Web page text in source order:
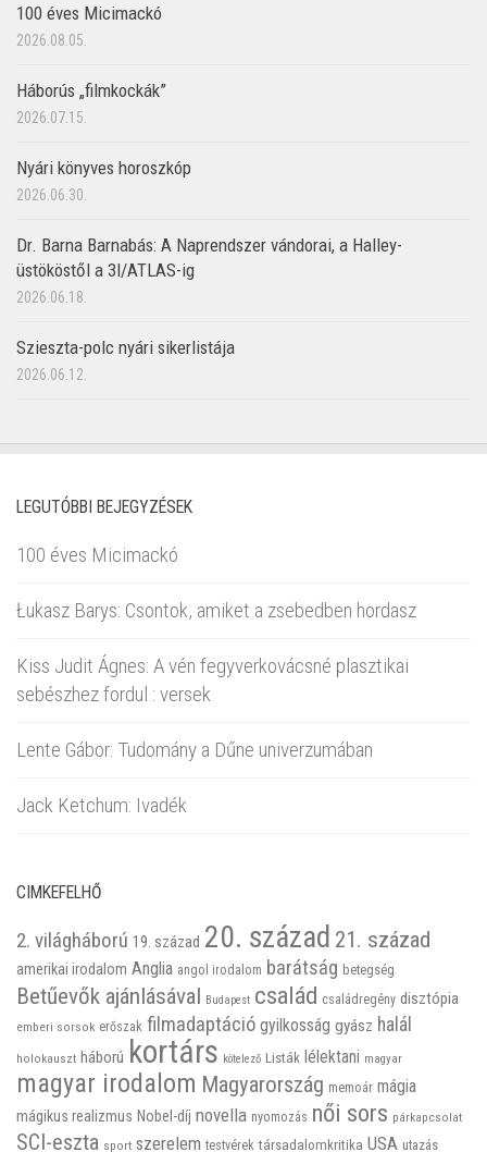
100 éves Micimackó
2026.08.05.
Háborús „filmkockák”
2026.07.15.
Nyári könyves horoszkóp
2026.06.30.
Dr. Barna Barnabás: A Naprendszer vándorai, a Halley-
üstököstől a 3I/ATLAS-ig
2026.06.18.
Szieszta-polc nyári sikerlistája
2026.06.12.
LEGUTÓBBI BEJEGYZÉSEK
100 éves Micimackó
Łukasz Barys: Csontok, amiket a zsebedben hordasz
Kiss Judit Ágnes: A vén fegyverkovácsné plasztikai
sebészhez fordul : versek
Lente Gábor: Tudomány a Dűne univerzumában
Jack Ketchum: Ivadék
CIMKEFELHŐ
2. világháború 19. század 20. század 21. század
amerikai irodalom Anglia angol irodalom barátság betegség
Betűevők ajánlásával Budapest család családregény disztópia
emberi sorsok erőszak filmadaptáció gyilkosság gyász halál
holokauszt háború kortárs kötelező Listák lélektani magyar
magyar irodalom Magyarország memoár mágia
mágikus realizmus Nobel-díj novella nyomozás női sors párkapcsolat
SCI-eszta sport szerelem testvérek társadalomkritika USA utazás